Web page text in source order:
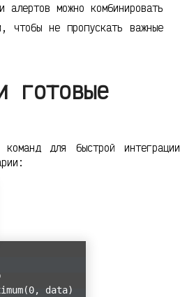
алертов можно комбинировать
чтобы не пропускать важные
готовые
для быстрой интеграции
data)